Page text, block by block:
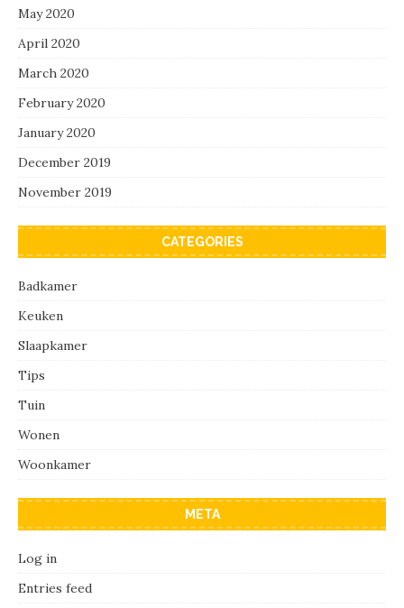
May 2020
April 2020
March 2020
February 2020
January 2020
December 2019
November 2019
CATEGORIES
Badkamer
Keuken
Slaapkamer
Tips
Tuin
Wonen
Woonkamer
META
Log in
Entries feed